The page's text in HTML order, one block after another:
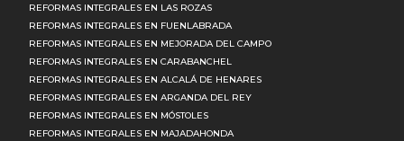
REFORMAS INTEGRALES EN LAS ROZAS
REFORMAS INTEGRALES EN FUENLABRADA
REFORMAS INTEGRALES EN MEJORADA DEL CAMPO
REFORMAS INTEGRALES EN CARABANCHEL
REFORMAS INTEGRALES EN ALCALÁ DE HENARES
REFORMAS INTEGRALES EN ARGANDA DEL REY
REFORMAS INTEGRALES EN MÓSTOLES
REFORMAS INTEGRALES EN MAJADAHONDA